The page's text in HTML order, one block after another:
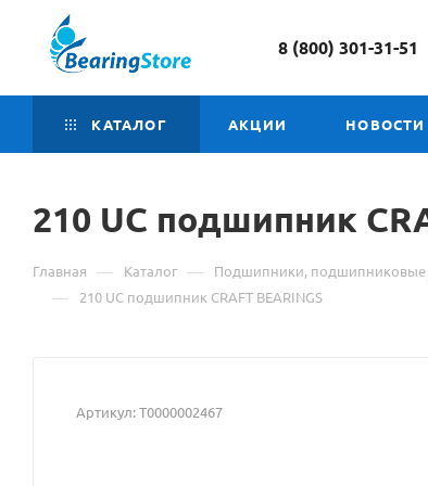
8 (800) 301-31-51
КАТАЛОГ АКЦИИ НОВОСТИ
210 UC Материал
о
товаре
подшипник
подшипник
Главная — Каталог — Подшипники, подшипниковые
— 210 UC подшипник CRAFT BEARINGS
Артикул:Т0000002467